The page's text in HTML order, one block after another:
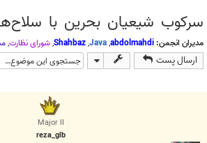
سرکوب شیعیان بحرین با
مدیران انجمن: abdolmahdi
,
Java
,
Shahbaz
,شوراي نظارت,
ارسال پست
Major II
reza_glb